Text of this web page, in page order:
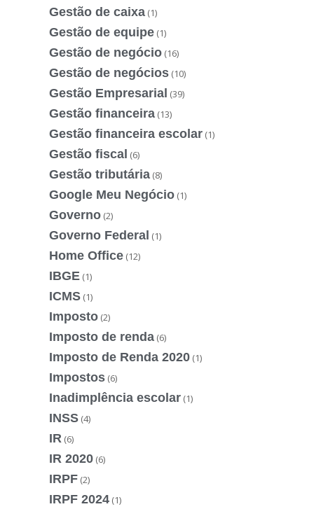
Gestão de caixa (1)
Gestão de equipe (1)
Gestão de negócio (16)
Gestão de negócios (10)
Gestão Empresarial (39)
Gestão financeira (13)
Gestão financeira escolar (1)
Gestão fiscal (6)
Gestão tributária (8)
Google Meu Negócio (1)
Governo (2)
Governo Federal (1)
Home Office (12)
IBGE (1)
ICMS (1)
Imposto (2)
Imposto de renda (6)
Imposto de Renda 2020 (1)
Impostos (6)
Inadimplência escolar (1)
INSS (4)
IR (6)
IR 2020 (6)
IRPF (2)
IRPF 2024 (1)